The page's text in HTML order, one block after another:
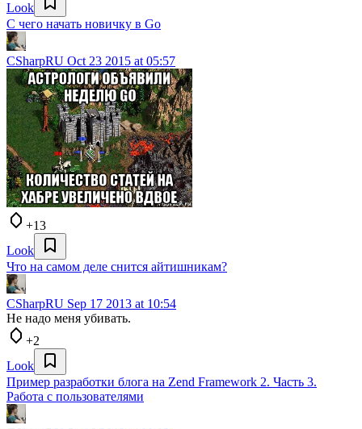
Look
С чего начать новичку в Go
CSharpRU Oct 23 2015 at 05:57
+13
Look
Что на самом деле снится айтишникам?
CSharpRU Sep 17 2013 at 10:54
Не надо меня убивать.
+2
Look
Пример разработки блога на Zend Framework 2. Часть 3.
Работа с пользователями